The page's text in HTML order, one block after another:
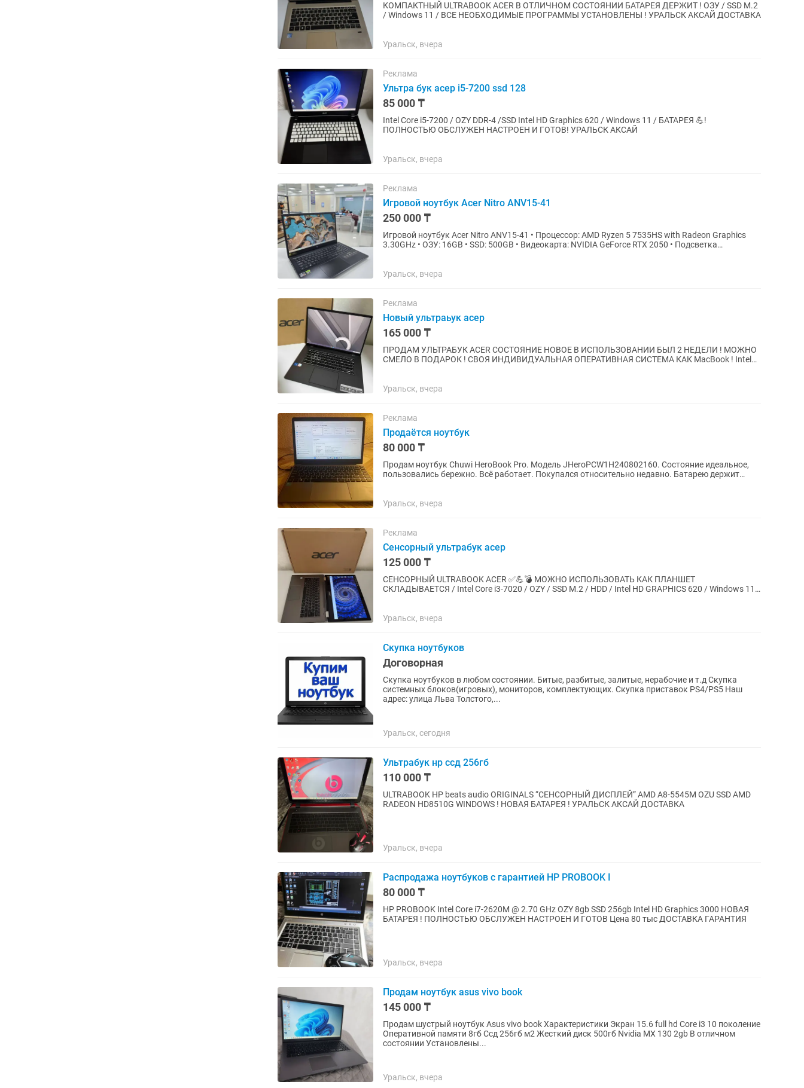
КОМПАКТНЫЙ ULTRABOOK ACER В ОТЛИЧНОМ СОСТОЯНИИ БАТАРЕЯ ДЕРЖИТ ! ОЗУ / SSD M.2
/ Windows 11 / ВСЕ НЕОБХОДИМЫЕ ПРОГРАММЫ УСТАНОВЛЕНЫ ! УРАЛЬСК АКСАЙ ДОСТАВКА
Уральск, вчера
Реклама
Ультра бук асер i5-7200 ssd 128
85 000 ₸
Intel Core i5-7200 / OZY DDR-4 /SSD Intel HD Graphics 620 / Windows 11 / БАТАРЕЯ 💪!
ПОЛНОСТЬЮ ОБСЛУЖЕН НАСТРОЕН И ГОТОВ! УРАЛЬСК АКСАЙ
Уральск, вчера
Реклама
Игровой ноутбук Acer Nitro ANV15-41
250 000 ₸
Игровой ноутбук Acer Nitro ANV15-41 • Процессор: AMD Ryzen 5 7535HS with Radeon Graphics
3.30GHz • ОЗУ: 16GB • SSD: 500GB • Видеокарта: NVIDIA GeForce RTX 2050 • Подсветка
Уральск, вчера
Реклама
Новый ультраьук асер
165 000 ₸
ПРОДАМ УЛЬТРАБУК ACER СОСТОЯНИЕ НОВОЕ В ИСПОЛЬЗОВАНИИ БЫЛ 2 НЕДЕЛИ ! МОЖНО
СМЕЛО В ПОДАРОК ! СВОЯ ИНДИВИДУАЛЬНАЯ ОПЕРАТИВНАЯ СИСТЕМА КАК MacBook ! Intel
Уральск, вчера
Реклама
Продаётся ноутбук
80 000 ₸
Продам ноутбук Chuwi HeroBook Pro. Модель JHeroPCW1H240802160. Состояние идеальное,
пользовались бережно. Всё работает. Покупался относительно недавно. Батарею держит
Уральск, вчера
Реклама
Сенсорный ультрабук асер
125 000 ₸
СЕНСОРНЫЙ ULTRABOOK ACER ✅💪💣 МОЖНО ИСПОЛЬЗОВАТЬ КАК ПЛАНШЕТ
СКЛАДЫВАЕТСЯ / Intel Core i3-7020 / OZY / SSD M.2 / HDD / Intel HD GRAPHICS 620 / Windows 11 /
Уральск, вчера
Скупка ноутбуков
Договорная
Скупка ноутбуков в любом состоянии. Битые, разбитые, залитые, нерабочие и т.д Скупка
системных блоков(игровых), мониторов, комплектующих. Скупка приставок PS4/PS5 Наш
адрес: улица Льва Толстого,...
Уральск, сегодня
Ультрабук нр ссд 256гб
110 000 ₸
ULTRABOOK HP beats audio ORIGINALS “СЕНСОРНЫЙ ДИСПЛЕЙ” AMD A8-5545M OZU SSD AMD
RADEON HD8510G WINDOWS ! НОВАЯ БАТАРЕЯ ! УРАЛЬСК АКСАЙ ДОСТАВКА
Уральск, вчера
Распродажа ноутбуков с гарантией HP PROBOOK I
80 000 ₸
HP PROBOOK Intel Core i7-2620M @ 2.70 GHz OZY 8gb SSD 256gb Intel HD Graphics 3000 НОВАЯ
БАТАРЕЯ ! ПОЛНОСТЬЮ ОБСЛУЖЕН НАСТРОЕН И ГОТОВ Цена 80 тыс ДОСТАВКА ГАРАНТИЯ
Уральск, вчера
Продам ноутбук asus vivo book
145 000 ₸
Продам шустрый ноутбук Asus vivo book Характеристики Экран 15.6 full hd Core i3 10 поколение
Оперативной памяти 8гб Ссд 256гб м2 Жесткий диск 500гб Nvidia MX 130 2gb В отличном
состоянии Установлены...
Уральск, вчера